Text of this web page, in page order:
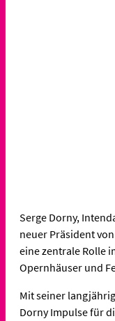
Serge Dorny,
neuer Präsident
eine zentrale Rolle
Opernhäuser und
Mit seiner
Dorny Impulse für